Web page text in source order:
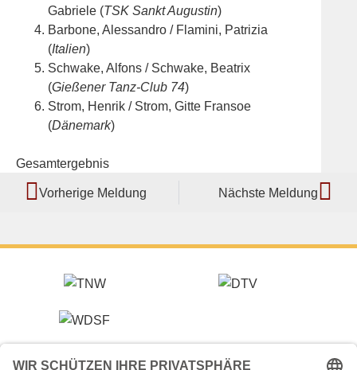
Gabriele (TSK Sankt Augustin)
Barbone, Alessandro / Flamini, Patrizia
(Italien)
Schwake, Alfons / Schwake, Beatrix
(Gießener Tanz-Club 74)
Strom, Henrik / Strom, Gitte Fransoe
(Dänemark)
Gesamtergebnis
Vorherige Meldung Nächste Meldung